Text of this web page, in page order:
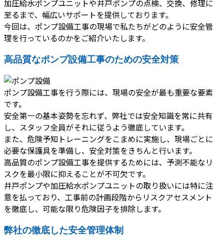
加圧給水ポンプユニットや井戸ポンプの点検、交換、修理に
至るまで、幅広いサポートを提供しております。
今回は、ポンプ設備工事の現場で私たちがどのように安全管
理を行っているのかをご紹介いたします。
高品質なポンプ設備工事のための安全対策
ポンプ設備工事を行う際には、現場の安全が最も重要な要素
です。
安全第一の基本姿勢を忘れず、弊社では安全知識を常に共有
し、スタッフ全員がそれに従うよう徹底しています。
また、危険予知トレーニングをこまめに実施し、現場ごとに
必要な保護具を準備し、安全対策をきちんと行います。
高品質のポンプ設備工事を提供するためには、予測不能なリ
スクを最小限に抑えることが不可欠です。
井戸ポンプや加圧給水ポンプユニットの取り扱いには特に注
意を払っており、工事前の計画段階からリスクアセスメント
を徹底し、可能な限り危険因子を排除します。
弊社の徹底した安全管理体制